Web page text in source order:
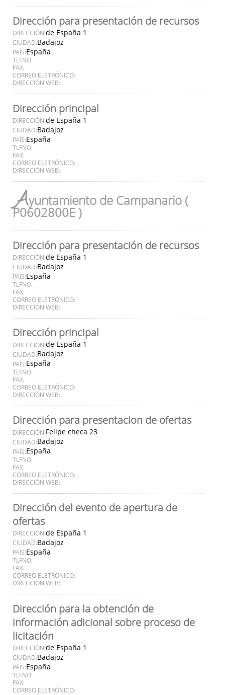
Dirección para presentación de recursos
DIRECCIÓN:de España 1
CIUDAD:Badajoz
PAÍS:España
TLFNO:
FAX:
CORREO ELETRÓNICO:
DIRECCIÓN WEB:
Dirección principal
DIRECCIÓN:de España 1
CIUDAD:Badajoz
PAÍS:España
TLFNO:
FAX:
CORREO ELETRÓNICO:
DIRECCIÓN WEB:
Ayuntamiento de Campanario (
P0602800E )
Dirección para presentación de recursos
DIRECCIÓN:de España 1
CIUDAD:Badajoz
PAÍS:España
TLFNO:
FAX:
CORREO ELETRÓNICO:
DIRECCIÓN WEB:
Dirección principal
DIRECCIÓN:de España 1
CIUDAD:Badajoz
PAÍS:España
TLFNO:
FAX:
CORREO ELETRÓNICO:
DIRECCIÓN WEB:
Dirección para presentacion de ofertas
DIRECCIÓN:Felipe checa 23
CIUDAD:Badajoz
PAÍS:España
TLFNO:
FAX:
CORREO ELETRÓNICO:
DIRECCIÓN WEB:
Dirección del evento de apertura de
ofertas
DIRECCIÓN:de España 1
CIUDAD:Badajoz
PAÍS:España
TLFNO:
FAX:
CORREO ELETRÓNICO:
DIRECCIÓN WEB:
Dirección para la obtención de
información adicional sobre proceso de
licitación
DIRECCIÓN:de España 1
CIUDAD:Badajoz
PAÍS:España
TLFNO:
FAX:
CORREO ELETRÓNICO: